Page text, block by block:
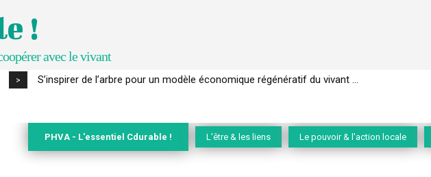
!
avec le vivant
> IPBES : le « GIEC de la biodiversité » appelle les entreprises à devenir des alliées du vivant
PHVA - L'essentiel Cdurable ! L'être & les liens Le pouvoir & l'action locale